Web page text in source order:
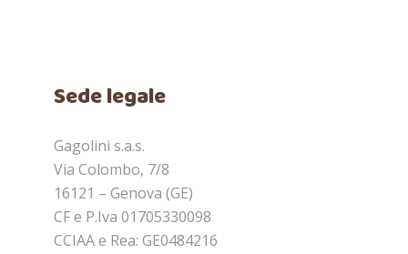
Sede legale
Gagolini s.a.s.
Via Colombo, 7/8
16121 – Genova (GE)
CF e P.Iva 01705330098
CCIAA e Rea: GE0484216